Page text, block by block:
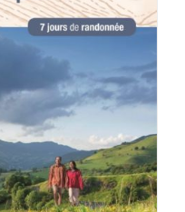
DÉTAILS